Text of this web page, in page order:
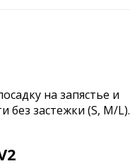
на запястье и
без застежки (S, M/L).